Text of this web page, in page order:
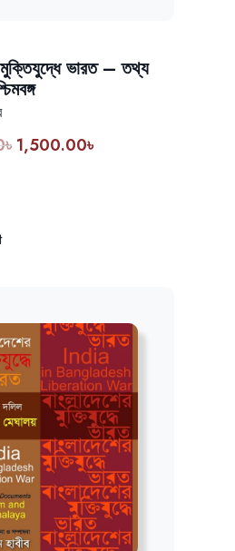
মুক্তিযুদ্ধে ভারত – তথ্য
৳ Original
1,500.00৳Current